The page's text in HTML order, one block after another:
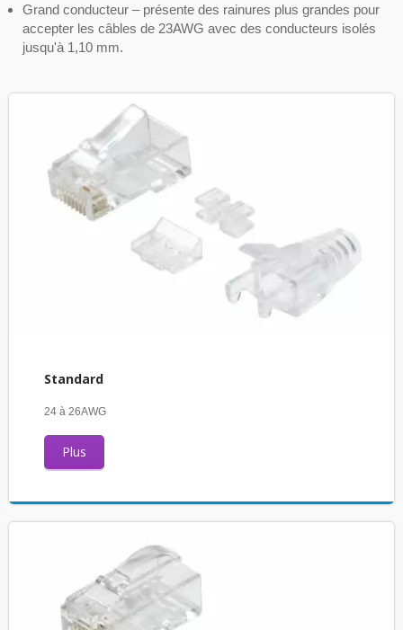
Grand conducteur – présente des rainures plus grandes pour
accepter les câbles de 23AWG avec des conducteurs isolés
jusqu'à 1,10 mm.
Standard
24 à 26AWG
Plus